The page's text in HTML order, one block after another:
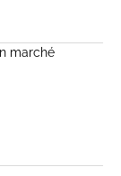
marché